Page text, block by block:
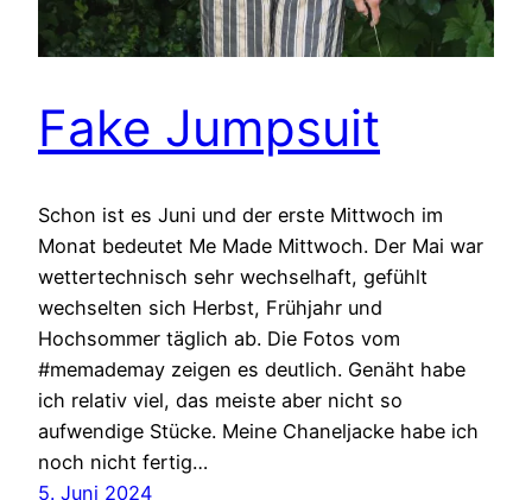
Fake Jumpsuit
Schon ist es Juni und der erste Mittwoch im
Monat bedeutet Me Made Mittwoch. Der Mai war
wettertechnisch sehr wechselhaft, gefühlt
wechselten sich Herbst, Frühjahr und
Hochsommer täglich ab. Die Fotos vom
#memademay zeigen es deutlich. Genäht habe
ich relativ viel, das meiste aber nicht so
aufwendige Stücke. Meine Chaneljacke habe ich
noch nicht fertig…
5. Juni 2024